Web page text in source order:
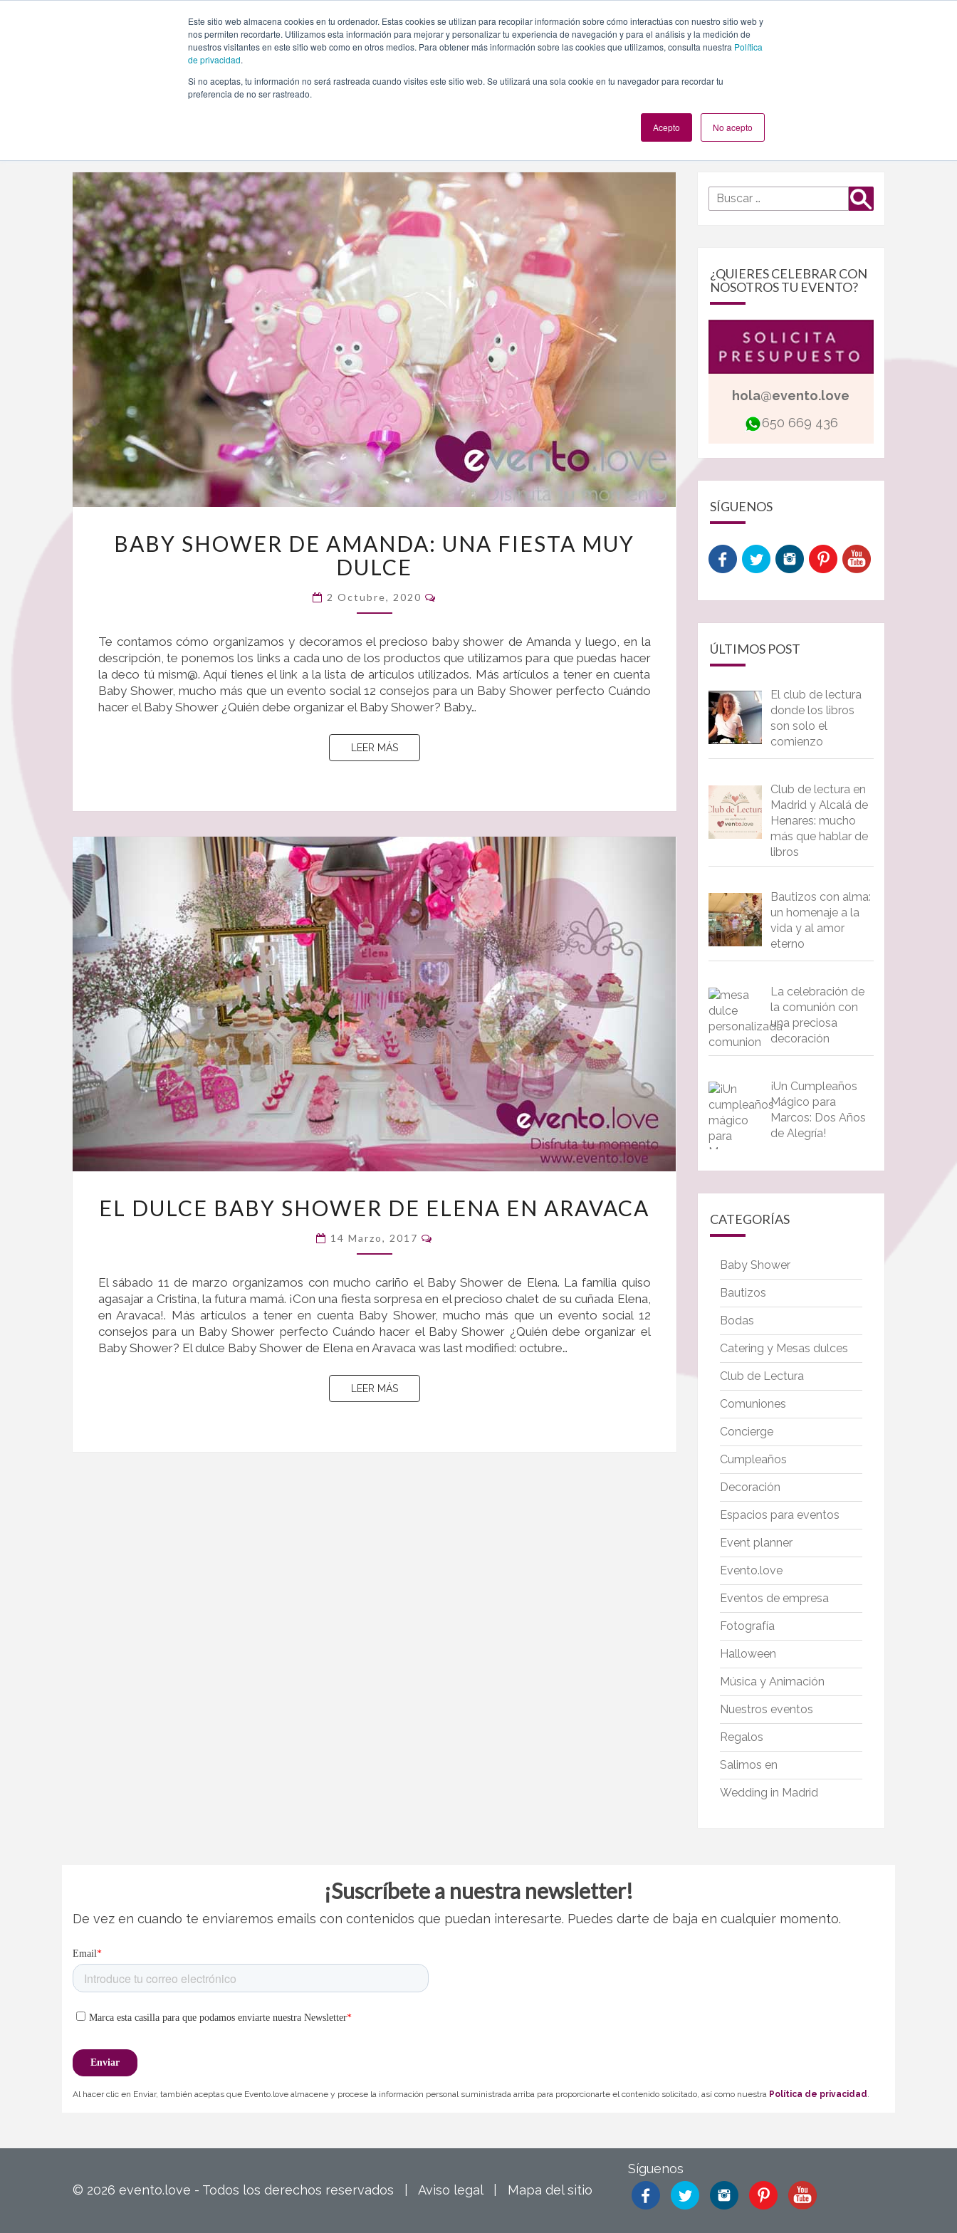
Este sitio web almacena cookies en tu ordenador. Estas cookies se utilizan para recopilar información sobre cómo interactúas con nuestro sitio web y
nos permiten recordarte. Utilizamos esta información para mejorar y personalizar tu experiencia de navegación y para el análisis y la medición de
nuestros visitantes en este sitio web como en otros medios. Para obtener más información sobre las cookies que utilizamos, consulta nuestra Política
de privacidad.
Si no aceptas, tu información no será rastreada cuando visites este sitio web. Se utilizará una sola cookie en tu navegador para recordar tu
preferencia de no ser rastreado.
Acepto No acepto
INICIO QUIÉNES SOMOS TE OFRECEMOS PLANES NUESTROS EVENTOS
photocall baby shower
SHOWER
DE
AMANDA:
UNA
FIESTA
DULCE
BABY SHOWER DE AMANDA: UNA FIESTA MUY
DULCE
2 Octubre, 2020
Te contamos cómo organizamos y decoramos el precioso baby shower de Amanda y luego, en la
descripción, te ponemos los links a cada uno de los productos que utilizamos para que puedas hacer
la deco tú mism@. Aquí tienes el link a la lista de artículos utilizados. Más artículos a tener en cuenta
Baby Shower, mucho más que un evento social 12 consejos para un Baby Shower perfecto Cuándo
hacer el Baby Shower ¿Quién debe organizar el Baby Shower? Baby…
LEER MÁSLEER MÁS
DULCE
SHOWER
ELENA
EN
ARAVACA
EL DULCE BABY SHOWER DE ELENA EN ARAVACA
14 Marzo, 2017
El sábado 11 de marzo organizamos con mucho cariño el Baby Shower de Elena. La familia quiso
agasajar a Cristina, la futura mamá. ¡Con una fiesta sorpresa en el precioso chalet de su cuñada Elena,
en Aravaca!. Más artículos a tener en cuenta Baby Shower, mucho más que un evento social 12
consejos para un Baby Shower perfecto Cuándo hacer el Baby Shower ¿Quién debe organizar el
Baby Shower? El dulce Baby Shower de Elena en Aravaca was last modified: octubre…
LEER MÁSLEER MÁS
Buscar
por:
Buscar
¿QUIERES CELEBRAR CON
NOSOTROS TU EVENTO?
hola@evento.love
650 669 436
SÍGUENOS
ÚLTIMOS POST
El club de lectura
donde los libros
son solo el
comienzo
Club de lectura en
Madrid y Alcalá de
Henares: mucho
más que hablar de
libros
Bautizos con alma:
un homenaje a la
vida y al amor
eterno
La celebración de
la comunión con
una preciosa
decoración
¡Un Cumpleaños
Mágico para
Marcos: Dos Años
de Alegría!
CATEGORÍAS
Baby Shower
Bautizos
Bodas
Catering y Mesas dulces
Club de Lectura
Comuniones
Concierge
Cumpleaños
Decoración
Espacios para eventos
Event planner
Evento.love
Eventos de empresa
Fotografía
Halloween
Música y Animación
Nuestros eventos
Regalos
Salimos en
Wedding in Madrid
¡Suscríbete a nuestra newsletter!
De vez en cuando te enviaremos emails con contenidos que puedan interesarte. Puedes darte de baja en cualquier momento.
Al hacer clic en Enviar, también aceptas que Evento.love almacene y procese la información personal suministrada arriba para proporcionarte el contenido solicitado, así como nuestra Política de privacidad.
© 2026 evento.love - Todos los derechos reservados | Aviso legal| Mapa del sitio
Síguenos